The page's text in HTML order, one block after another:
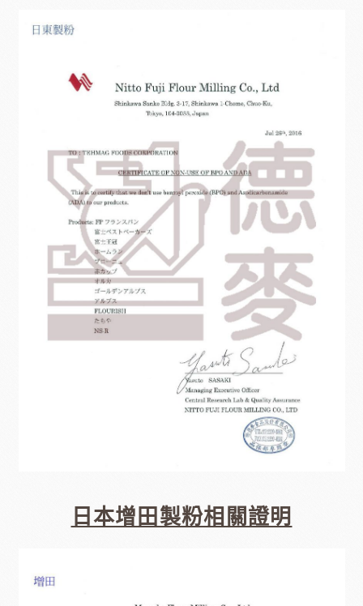
日本增田製粉相關證明